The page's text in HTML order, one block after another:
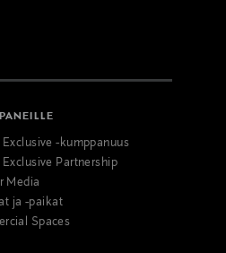
-kumppanuus
Partnership
Media
ja -paikat
Spaces